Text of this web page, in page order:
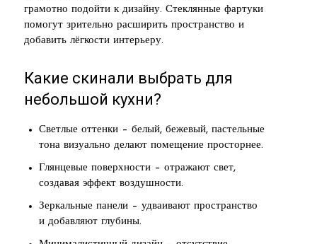
грамотно подойти к дизайну. Стеклянные фартуки
помогут зрительно расширить пространство и
добавить лёгкости интерьеру.
Какие скинали выбрать для
небольшой кухни?
Светлые оттенки – белый, бежевый, пастельные
тона визуально делают помещение просторнее.
Глянцевые поверхности – отражают свет,
создавая эффект воздушности.
Зеркальные панели – удваивают пространство
и добавляют глубины.